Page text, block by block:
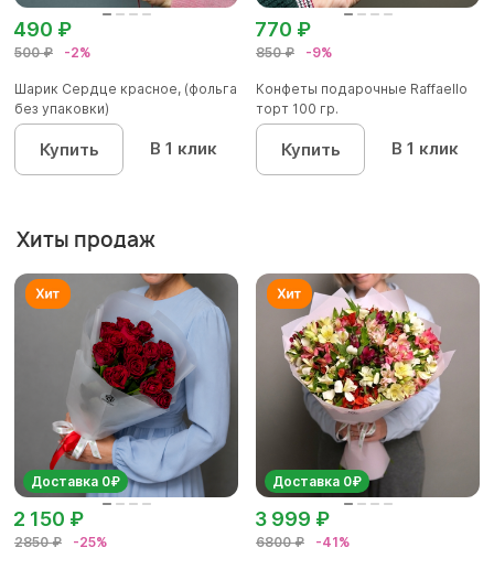
500 ₽ -2%
490 ₽
Шарик Сердце красное, (фольга
без упаковки)
Купить В 1 клик
850 ₽ -9%
770 ₽
Конфеты подарочные Raffaello
торт 100 гр.
Купить В 1 клик
Хиты продаж
Доставка 0₽
2850 ₽ -25%
2 150 ₽
Доставка 0₽
6800 ₽ -41%
3 999 ₽